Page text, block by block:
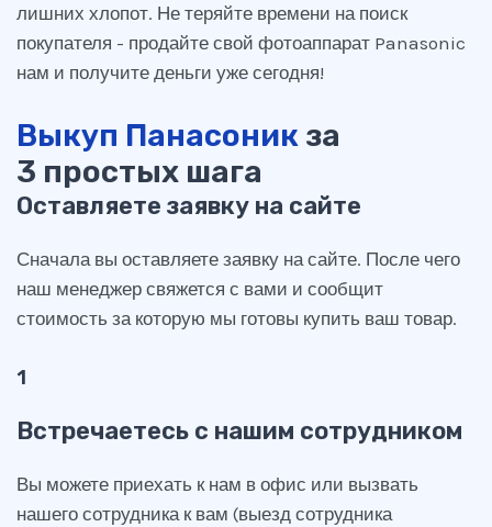
лишних хлопот. Не теряйте времени на поиск
покупателя - продайте свой фотоаппарат Panasonic
нам и получите деньги уже сегодня!
Выкуп Панасоник за
3 простых шага
Оставляете заявку на сайте
Сначала вы оставляете заявку на сайте. После чего
наш менеджер свяжется с вами и сообщит
стоимость за которую мы готовы купить ваш товар.
1
Встречаетесь с нашим сотрудником
Вы можете приехать к нам в офис или вызвать
нашего сотрудника к вам (выезд сотрудника